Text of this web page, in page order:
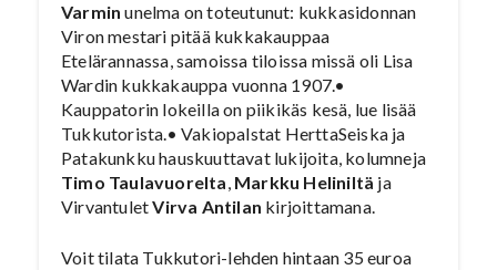
Varmin unelma on toteutunut: kukkasidonnan
Viron mestari pitää kukkakauppaa
Etelärannassa, samoissa tiloissa missä oli Lisa
Wardin kukkakauppa vuonna 1907.•
Kauppatorin lokeilla on piikikäs kesä, lue lisää
Tukkutorista.• Vakiopalstat HerttaSeiska ja
Patakunkku hauskuuttavat lukijoita, kolumneja
Timo Taulavuorelta, Markku Heliniltä ja
VirvantuletVirva Antilan kirjoittamana.
Voit tilata Tukkutori-lehden hintaan 35 euroa